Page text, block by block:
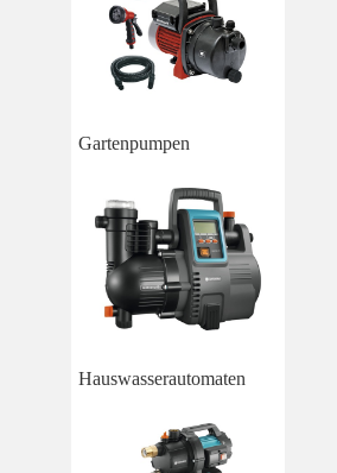
Gartenpumpen
Hauswasserautomaten